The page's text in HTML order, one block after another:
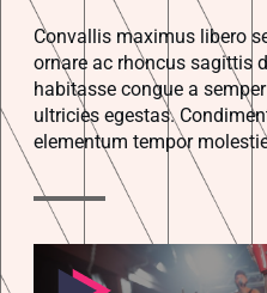
Convallis maximus libero
ornare ac rhoncus sagittis
habitasse congue a
ultricies egestas.
elementum tempor